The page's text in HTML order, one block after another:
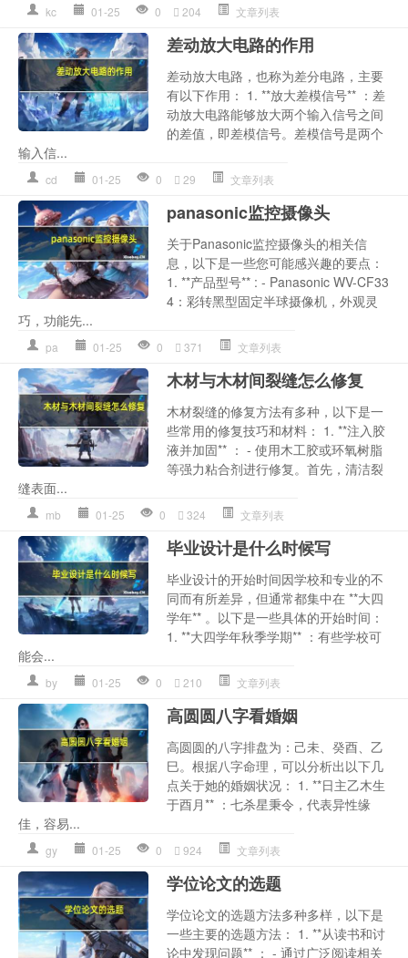
kc 01-25 0 204 文章列表
差动放大电路的作用
差动放大电路，也称为差分电路，主要
有以下作用： 1. **放大差模信号** ：差
动放大电路能够放大两个输入信号之间
的差值，即差模信号。差模信号是两个
输入信...
cd 01-25 0 29 文章列表
panasonic监控摄像头
关于Panasonic监控摄像头的相关信
息，以下是一些您可能感兴趣的要点：
1. **产品型号** : - Panasonic WV-CF33
4：彩转黑型固定半球摄像机，外观灵
巧，功能先...
pa 01-25 0 371 文章列表
木材与木材间裂缝怎么修复
木材裂缝的修复方法有多种，以下是一
些常用的修复技巧和材料： 1. **注入胶
液并加固** ： - 使用木工胶或环氧树脂
等强力粘合剂进行修复。首先，清洁裂
缝表面...
mb 01-25 0 324 文章列表
毕业设计是什么时候写
毕业设计的开始时间因学校和专业的不
同而有所差异，但通常都集中在 **大四
学年** 。以下是一些具体的开始时间：
1. **大四学年秋季学期** ：有些学校可
能会...
by 01-25 0 210 文章列表
高圆圆八字看婚姻
高圆圆的八字排盘为：己未、癸酉、乙
巳。根据八字命理，可以分析出以下几
点关于她的婚姻状况： 1. **日主乙木生
于酉月** ：七杀星秉令，代表异性缘
佳，容易...
gy 01-25 0 924 文章列表
学位论文的选题
学位论文的选题方法多种多样，以下是
一些主要的选题方法： 1. **从读书和讨
论中发现问题** ： - 通过广泛阅读相关